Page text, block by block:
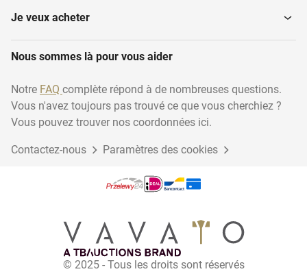
Convoyeurs
Gouttières croissantes Bennes basculantes
Tables tournantes Machines à rempoter
Machines de remplissage
Je veux acheter
Nous sommes là pour vous aider
Notre FAQ complète répond à de nombreuses questions.
Vous n'avez toujours pas trouvé ce que vous cherchiez ?
Vous pouvez trouver nos coordonnées ici.
Contactez-nous Paramètres des cookies
© 2025 - Tous les droits sont réservés